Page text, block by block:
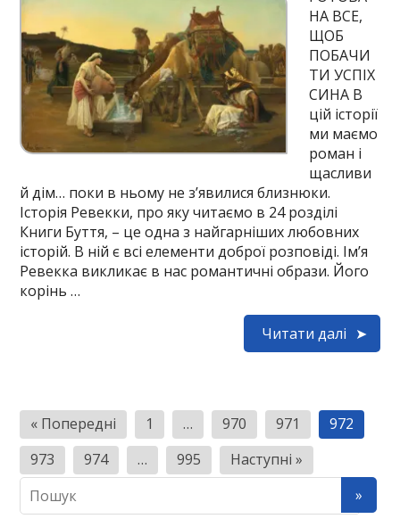
НА ВСЕ,
ЩОБ
ПОБАЧИ
ТИ УСПІХ
СИНА В
цій історії
ми маємо
роман і
щасливи
й дім… поки в ньому не з’явилися близнюки.
Історія Ревекки, про яку читаємо в 24 розділі
Книги Буття, – це одна з найгарніших любовних
історій. В ній є всі елементи доброї розповіді. Ім’я
Ревекка викликає в нас романтичні образи. Його
корінь …
Читати далі
Н
а
в
і
« Попередні 1 … 970 971
972
973
974 … 995 Наступні »